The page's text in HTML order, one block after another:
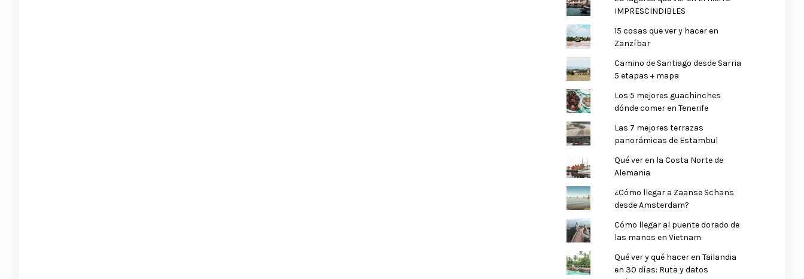
IMPRESCINDIBLES
15 cosas que ver y hacer en
Zanzíbar
Camino de Santiago desde Sarria
5 etapas + mapa
Los 5 mejores guachinches
dónde comer en Tenerife
Las 7 mejores terrazas
panorámicas de Estambul
Qué ver en la Costa Norte de
Alemania
¿Cómo llegar a Zaanse Schans
desde Amsterdam?
Cómo llegar al puente dorado de
las manos en Vietnam
Qué ver y qué hacer en Tailandia
en 30 días: Ruta y datos